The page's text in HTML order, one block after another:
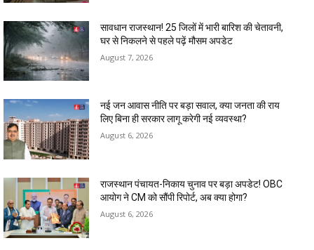
सावधान राजस्थान! 25 जिलों में भारी बारिश की चेतावनी,
घर से निकलने से पहले पढ़ें मौसम अपडेट
August 7, 2026
नई जन आवास नीति पर बड़ा सवाल, क्या जनता की राय
लिए बिना ही सरकार लागू करेगी नई व्यवस्था?
August 6, 2026
राजस्थान पंचायत-निकाय चुनाव पर बड़ा अपडेट! OBC
आयोग ने CM को सौंपी रिपोर्ट, अब क्या होगा?
August 6, 2026